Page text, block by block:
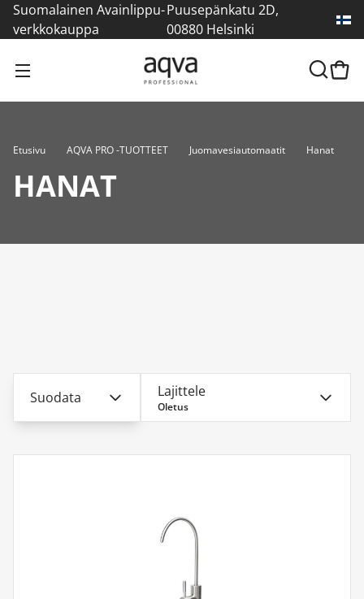
Suomalainen Avainlippu-
verkkokauppa
Puusepänkatu 2D,
00880 Helsinki
Etusivu AQVA PRO -TUOTTEET Juomavesiautomaatit Hanat
HANAT
Suodata Lajittele
Oletus